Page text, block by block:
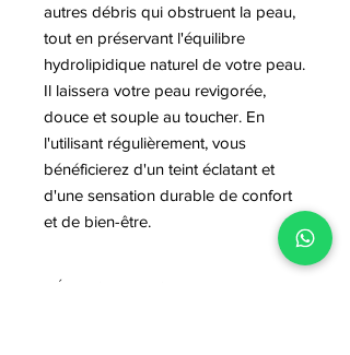
autres débris qui obstruent la peau,
tout en préservant l'équilibre
hydrolipidique naturel de votre peau.
Il laissera votre peau revigorée,
douce et souple au toucher. En
l'utilisant régulièrement, vous
bénéficierez d'un teint éclatant et
d'une sensation durable de confort
et de bien-être.